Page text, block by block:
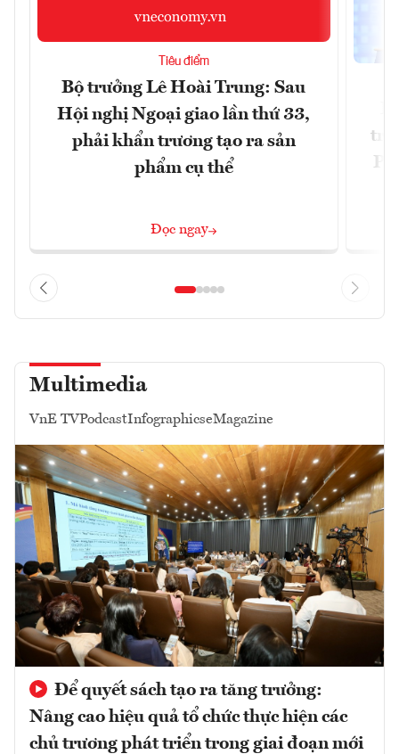
Tiêu điểm
Bộ trưởng Lê Hoài Trung: Sau
Hội nghị Ngoại giao lần thứ 33,
phải khẩn trương tạo ra sản
phẩm cụ thể
Đọc ngay
Multimedia
VnE TVPodcastInfographicseMagazine
Để quyết sách tạo ra tăng trưởng:
Nâng cao hiệu quả tổ chức thực hiện các
chủ trương phát triển trong giai đoạn mới